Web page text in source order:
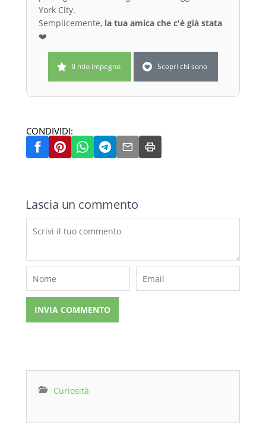
York City.
Semplicemente, la tua amica che c'è già stata
❤️
Il mio impegno Scopri chi sono
CONDIVIDI:
Lascia un commento
Curiosità